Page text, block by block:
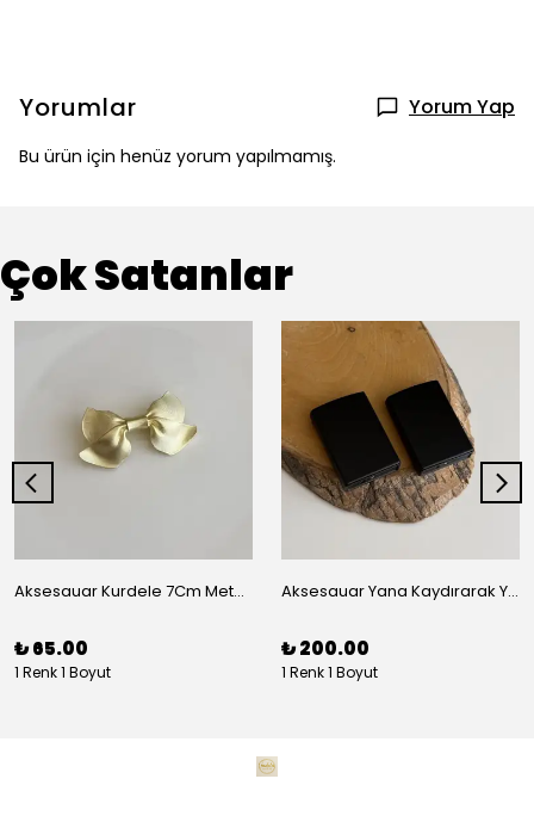
Yorumlar Yorum Yap
Bu ürün için henüz yorum yapılmamış.
Çok Satanlar
Aksesauar Kurdele 7Cm Metal Pens Toka
₺ 65.00
1 Renk 1 Boyut
Aksesauar Yana Kaydırarak Yanmalı Kum Siyah Çakmak
₺ 200.00
1 Renk 1 Boyut